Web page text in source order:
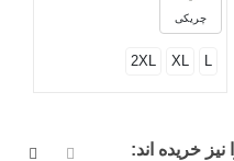
چریکی
L
XL
2XL
خریده اند: